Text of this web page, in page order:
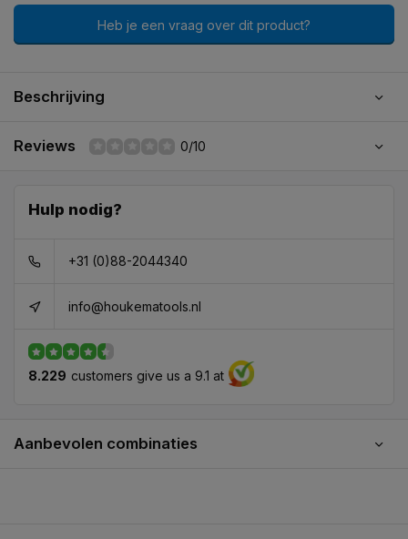
Heb je een vraag over dit product?
Beschrijving
Reviews 0/10
Hulp nodig?
+31 (0)88-2044340
info@houkematools.nl
8.229 customers give us a 9.1 at
Aanbevolen combinaties